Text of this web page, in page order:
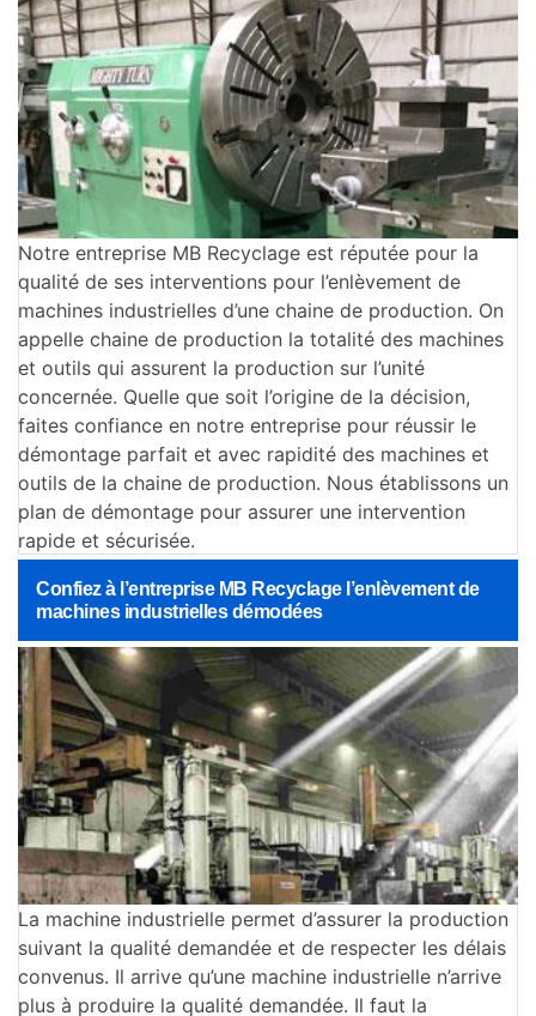
Notre entreprise MB Recyclage est réputée pour la
qualité de ses interventions pour l’enlèvement de
machines industrielles d’une chaine de production. On
appelle chaine de production la totalité des machines
et outils qui assurent la production sur l’unité
concernée. Quelle que soit l’origine de la décision,
faites confiance en notre entreprise pour réussir le
démontage parfait et avec rapidité des machines et
outils de la chaine de production. Nous établissons un
plan de démontage pour assurer une intervention
rapide et sécurisée.
Confiez à l’entreprise MB Recyclage l’enlèvement de
machines industrielles démodées
La machine industrielle permet d’assurer la production
suivant la qualité demandée et de respecter les délais
convenus. Il arrive qu’une machine industrielle n’arrive
plus à produire la qualité demandée. Il faut la